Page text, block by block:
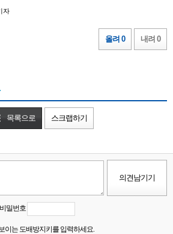
자
올려 0 내려 0
목록으로 스크랩하기
비밀번호
보이는 도배방지키를 입력하세요.